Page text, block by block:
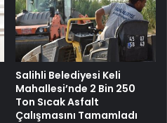
Salihli Belediyesi Keli
Mahallesi’nde 2 Bin 250
Ton Sıcak Asfalt
Çalışmasını Tamamladı